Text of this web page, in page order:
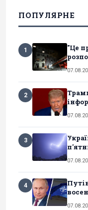
ПОПУЛЯРНЕ
1
"Це
2
3
4